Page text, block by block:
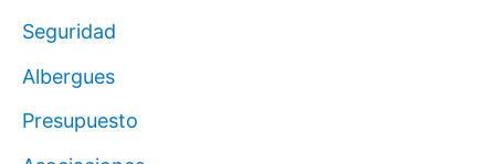
Seguridad
Albergues
Presupuesto